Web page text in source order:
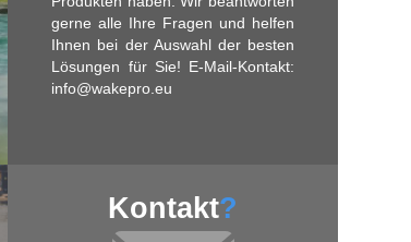
gerne alle Ihre Fragen und helfen
Ihnen bei der Auswahl der besten
Lösungen für Sie! E-Mail-Kontakt:
info@wakepro.eu
Kontakt?